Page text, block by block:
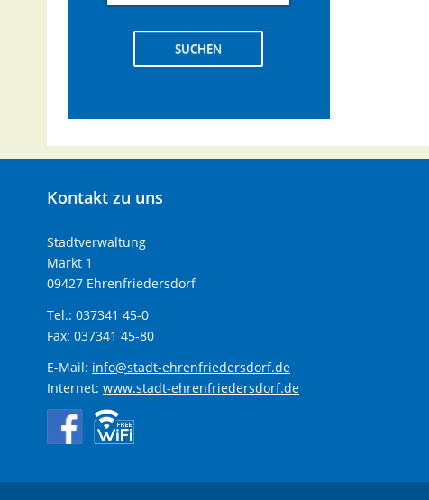
SUCHEN
Kontakt zu uns
Stadtverwaltung
Markt 1
09427 Ehrenfriedersdorf
Tel.: 037341 45-0
Fax: 037341 45-80
E-Mail: info@stadt-ehrenfriedersdorf.de
Internet: www.stadt-ehrenfriedersdorf.de